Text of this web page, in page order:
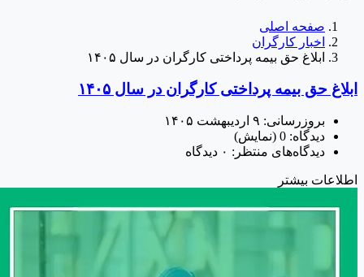
صفحه اصلی
اخبار کارگران
ابلاغ حق بیمه پرداختی کارگران در سال ۱۴۰۵
حق بیمه پرداختی کارگران در سال ۱۴۰۵
بروزرسانی: ۹ اردیبهشت ۱۴۰۵
دیدگاه: 0 (نمایش)
دیدگاه‌های منتظر: ۰ دیدگاه
بیشتر